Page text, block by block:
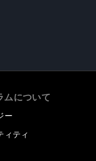
ムについて
ー
ィティ